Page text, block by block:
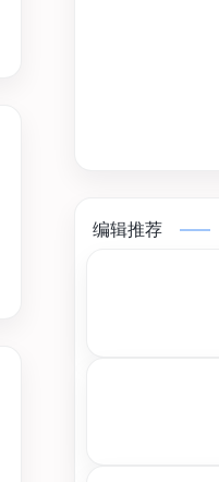
编辑推荐